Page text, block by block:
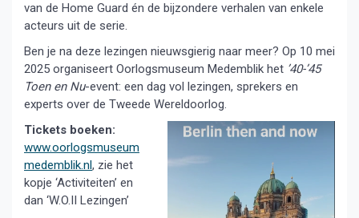
van de Home Guard én de bijzondere verhalen van enkele
acteurs uit de serie.
Ben je na deze lezingen nieuwsgierig naar meer? Op 10 mei
2025 organiseert Oorlogsmuseum Medemblik het ’40-’45
Toen en Nu-event: een dag vol lezingen, sprekers en
experts over de Tweede Wereldoorlog.
Tickets boeken:
www.oorlogsmuseum
medemblik.nl, zie het
kopje ‘Activiteiten’ en
dan ‘W.O.II Lezingen’